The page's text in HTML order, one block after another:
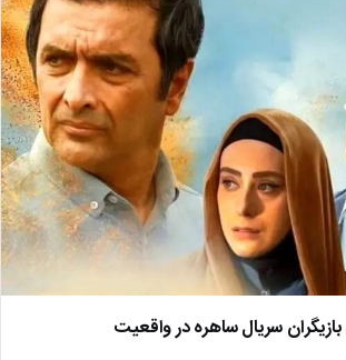
سریال ساهره در واقعیت